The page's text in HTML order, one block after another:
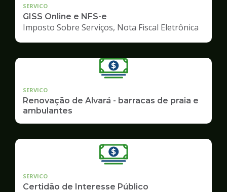
SERVICO
GISS Online e NFS-e
Imposto Sobre Serviços, Nota Fiscal Eletrônica
SERVICO
Renovação de Alvará - barracas de praia e
ambulantes
SERVICO
Certidão de Interesse Público